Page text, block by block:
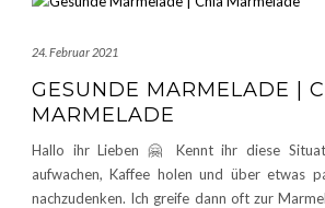
24. Februar 2021
GESUNDE MARMELADE |
MARMELADE
Hallo ihr Lieben 🤗 Kennt ihr diese
aufwachen, Kaffee holen und über etwas
nachzudenken. Ich greife dann oft zur